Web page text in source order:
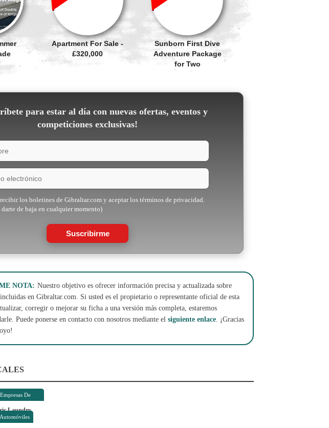
Apartment For Sale -
£320,000
Sunborn First Dive
Adventure Package
for Two
para estar al día con nuevas ofertas, eventos y
competiciones exclusivas!
los boletines de Gibraltar.com y aceptar los términos de privacidad.
darte de baja en cualquier momento)
Suscribirme
NOTA: Nuestro objetivo es ofrecer información precisa y actualizada sobre
incluidas en Gibraltar.com. Si usted es el propietario o representante oficial de esta
corregir o mejorar su ficha a una versión más completa, estaremos
Puede ponerse en contacto con nosotros mediante el siguiente enlace. ¡Gracias
Empresas De
Laundry
Automóviles